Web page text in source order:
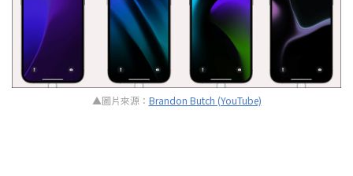
▲圖片來源： Brandon Butch (YouTube)